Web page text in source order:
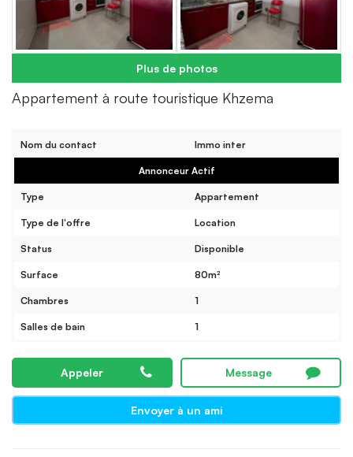
Plus de photos
Appartement à route touristique Khzema
Nom du contact Immo inter
Annonceur Actif
Type Appartement
Type de l'offre Location
Status Disponible
Surface 80m²
Chambres 1
Salles de bain 1
Appeler Message
Envoyer à un ami